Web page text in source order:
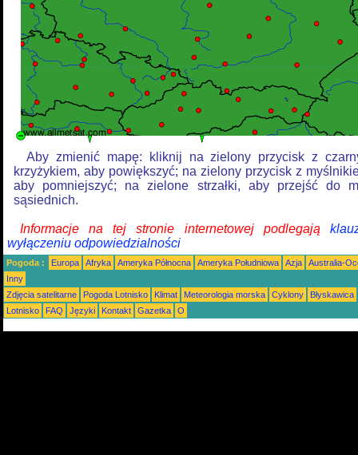
Aby zmienić mapę: kliknij na zielony przycisk z
krzyżykiem, aby powiększyć; na zielony przycisk z
aby pomniejszyć; na zielone strzałki, aby przejść do
sąsiednich.
Informacje na tej stronie internetowej podlegają
wyłączeniu odpowiedzialności
Pogoda : Europa Afryka Ameryka Północna Ameryka Południowa Azja
Australia-
Inny
Zdjęcia satelitarne
Pogoda Lotnisko Klimat Meteorologia morska Cyklony
Błyskawica
Lotnisko
FAQ Języki Kontakt Gazetka O